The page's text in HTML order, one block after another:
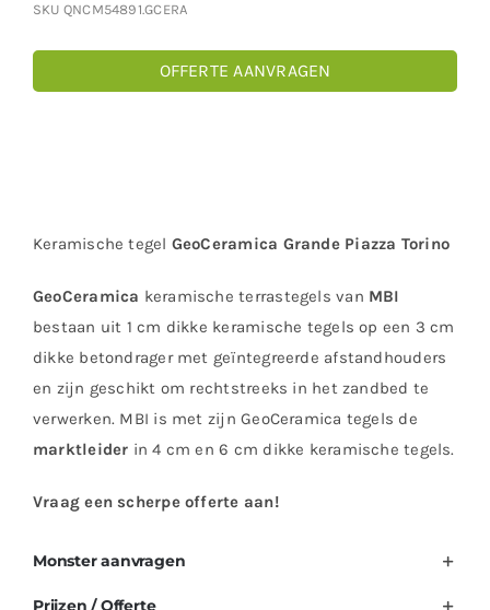
SKU QNCM54891.GCERA
OFFERTE AANVRAGEN
Keramische tegel GeoCeramica Grande Piazza Torino
GeoCeramica keramische terrastegels van MBI
bestaan uit 1 cm dikke keramische tegels op een 3 cm
dikke betondrager met geïntegreerde afstandhouders
en zijn geschikt om rechtstreeks in het zandbed te
verwerken. MBI is met zijn GeoCeramica tegels de
marktleider in 4 cm en 6 cm dikke keramische tegels.
Vraag een scherpe offerte aan!
Monster aanvragen
Prijzen / Offerte